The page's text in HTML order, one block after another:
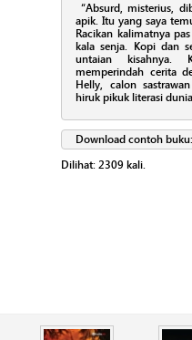
“Absurd, misterius,
apik. Itu yang saya
Racikan kalimatnya
kala senja. Kopi dan
untaian kisahnya.
memperindah cerita
Helly, calon
hiruk pikuk literasi
Download contoh
Dilihat: 2309 kali.